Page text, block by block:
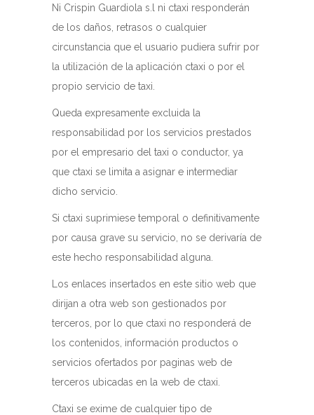
Ni Crispin Guardiola s.l ni ctaxi responderán
de los daños, retrasos o cualquier
circunstancia que el usuario pudiera sufrir por
la utilización de la aplicación ctaxi o por el
propio servicio de taxi.
Queda expresamente excluida la
responsabilidad por los servicios prestados
por el empresario del taxi o conductor, ya
que ctaxi se limita a asignar e intermediar
dicho servicio.
Si ctaxi suprimiese temporal o definitivamente
por causa grave su servicio, no se derivaría de
este hecho responsabilidad alguna.
Los enlaces insertados en este sitio web que
dirijan a otra web son gestionados por
terceros, por lo que ctaxi no responderá de
los contenidos, información productos o
servicios ofertados por paginas web de
terceros ubicadas en la web de ctaxi.
Ctaxi se exime de cualquier tipo de